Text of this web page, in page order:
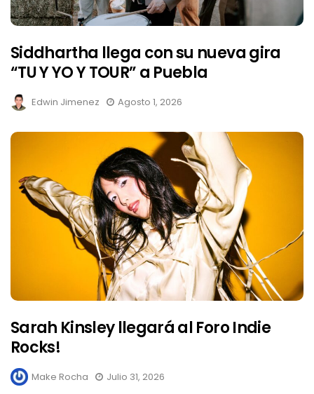
Siddhartha llega con su nueva gira
“TU Y YO Y TOUR” a Puebla
Edwin Jimenez Agosto 1, 2026
Sarah Kinsley llegará al Foro Indie
Rocks!
Make Rocha Julio 31, 2026